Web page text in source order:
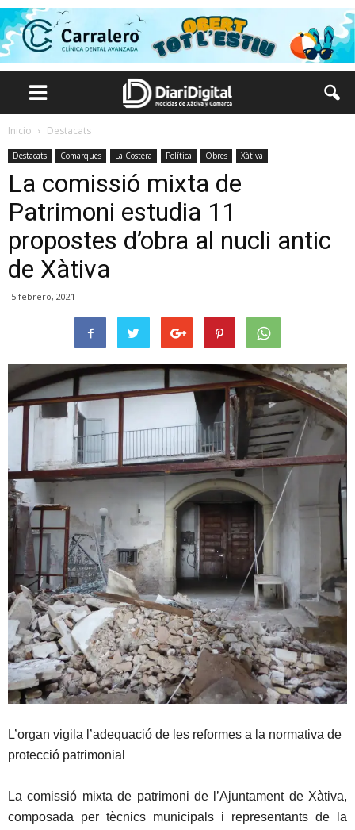
Inicio Destacats
Destacats Comarques La Costera Política Obres Xàtiva
La comissió mixta de
Patrimoni estudia 11
propostes d’obra al nucli antic
de Xàtiva
5 febrero, 2021
L’organ vigila l’adequació de les reformes a la normativa de
protecció patrimonial
La comissió mixta de patrimoni de l’Ajuntament de Xàtiva,
composada per tècnics municipals i representants de la